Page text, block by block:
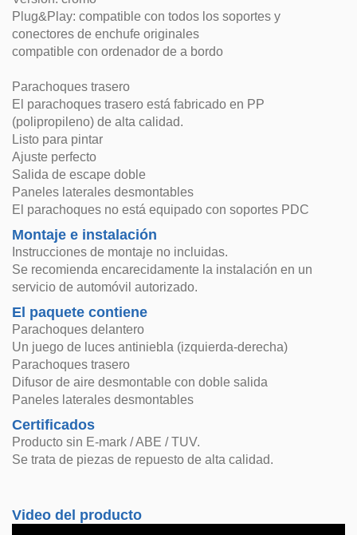
Plug&Play: compatible con todos los soportes y
conectores de enchufe originales
compatible con ordenador de a bordo
Parachoques trasero
El parachoques trasero está fabricado en PP
(polipropileno) de alta calidad.
Listo para pintar
Ajuste perfecto
Salida de escape doble
Paneles laterales desmontables
El parachoques no está equipado con soportes PDC
Montaje e instalación
Instrucciones de montaje no incluidas.
Se recomienda encarecidamente la instalación en un
servicio de automóvil autorizado.
El paquete contiene
Parachoques delantero
Un juego de luces antiniebla (izquierda-derecha)
Parachoques trasero
Difusor de aire desmontable con doble salida
Paneles laterales desmontables
Certificados
Producto sin E-mark / ABE / TUV.
Se trata de piezas de repuesto de alta calidad.
Video del producto